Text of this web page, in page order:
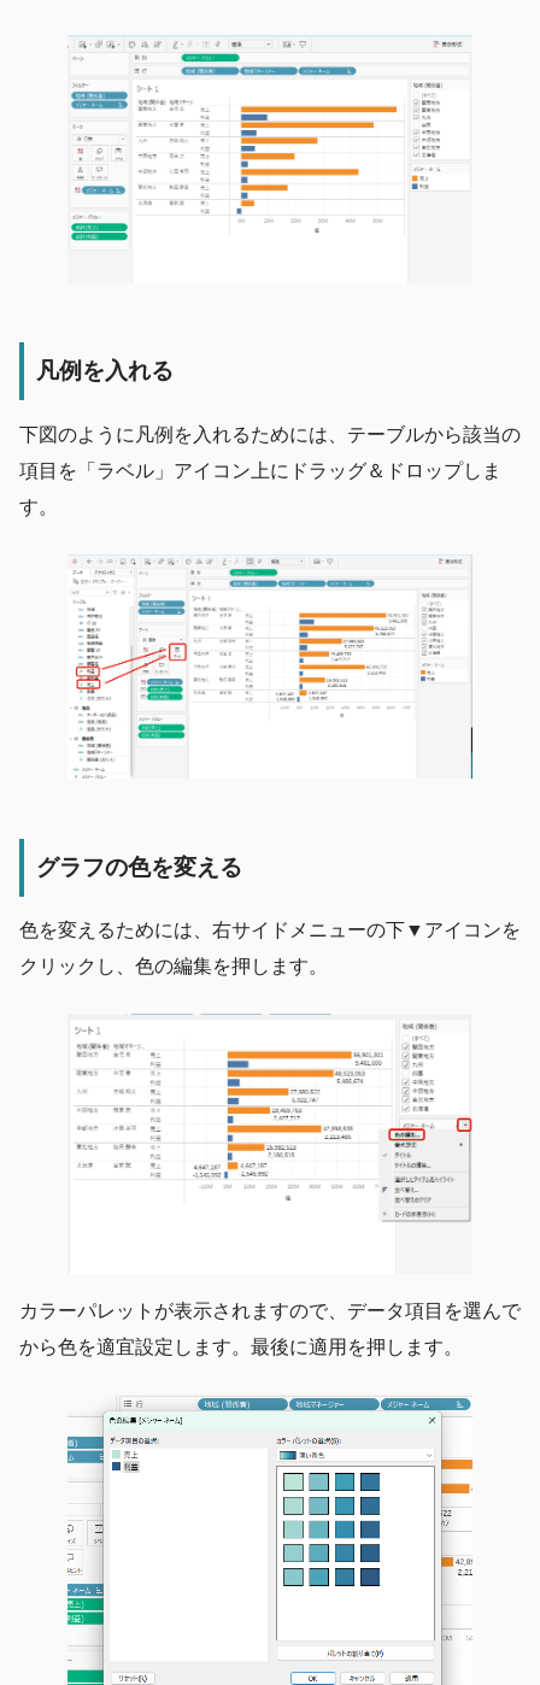
凡例を入れる
下図のように凡例を入れるためには、テーブルから該当の
項目を「ラベル」アイコン上にドラッグ＆ドロップしま
す。
グラフの色を変える
色を変えるためには、右サイドメニューの下▼アイコンを
クリックし、色の編集を押します。
カラーパレットが表示されますので、データ項目を選んで
から色を適宜設定します。最後に適用を押します。